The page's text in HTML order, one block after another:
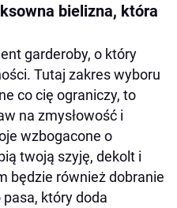
bielizna, która
garderoby, o który
Tutaj zakres wyboru
co cię ograniczy, to
na zmysłowość i
wzbogacone o
twoją szyję, dekolt i
będzie również dobranie
który doda